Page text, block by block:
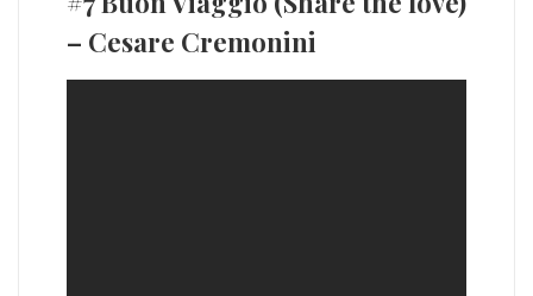
– Cesare Cremonini